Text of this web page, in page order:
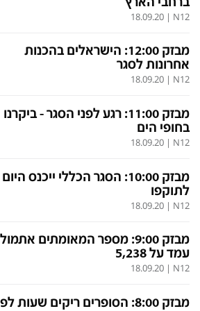
בחירות 2026
מילה ביום
כלכלה
מונדיאל
מגזין N12
תרבות
LifeStyle
מדיני
ערב טוב
מפת
דרושים
din.co.il
N12
|
18.09.20
מבזק 12:00: הישראלים בהכנות
אחרונות לסגר
N12
|
18.09.20
מבזק 11:00: רגע לפני הסגר - ביקרנו
בחופי הים
N12
|
18.09.20
מבזק 10:00: הסגר הכללי ייכנס היום
לתוקפו
N12
|
18.09.20
מבזק 9:00: מספר המאומתים אתמול
עמד על 5,238
N12
|
18.09.20
מבזק 8:00: הסופרים ריקים שעות